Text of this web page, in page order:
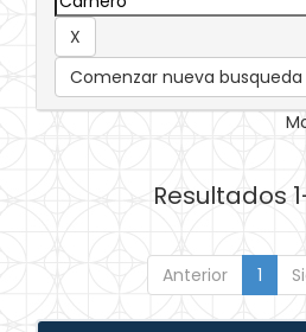
Comenzar nueva busqueda
Resultados
Anterior 1